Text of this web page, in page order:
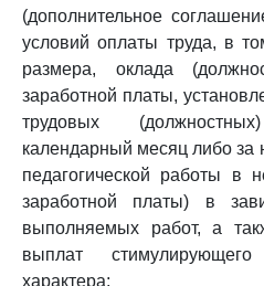
(дополнительное
условий оплаты труда, в
размера, оклада
заработной платы,
трудовых
календарный месяц либо за
педагогической работы в
заработной платы) в
выполняемых работ, а
выплат
характера;